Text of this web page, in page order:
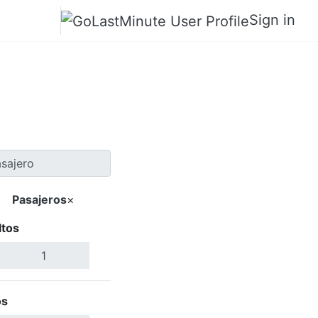
Sign in
Pasajeros×